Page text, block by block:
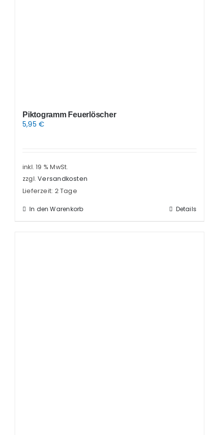
Piktogramm Feuerlöscher
5,95€
inkl. 19 % MwSt.
zzgl.Versandkosten
Lieferzeit: 2 Tage
In den Warenkorb Details